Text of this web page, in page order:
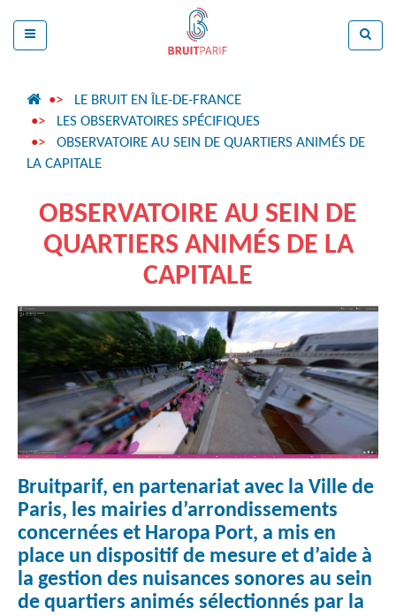
LE BRUIT EN ÎLE-DE-FRANCE
LES OBSERVATOIRES SPÉCIFIQUES
OBSERVATOIRE AU SEIN DE QUARTIERS ANIMÉS DE
LA CAPITALE
OBSERVATOIRE AU SEIN DE
QUARTIERS ANIMÉS DE LA
CAPITALE
Bruitparif, en partenariat avec la Ville de
Paris, les mairies d’arrondissements
concernées et Haropa Port, a mis en
place un dispositif de mesure et d’aide à
la gestion des nuisances sonores au sein
de quartiers animés sélectionnés par la